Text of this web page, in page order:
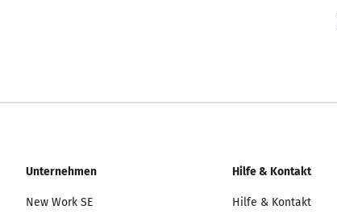
Unternehmen
New Work SE
Hilfe & Kontakt
Hilfe & Kontakt